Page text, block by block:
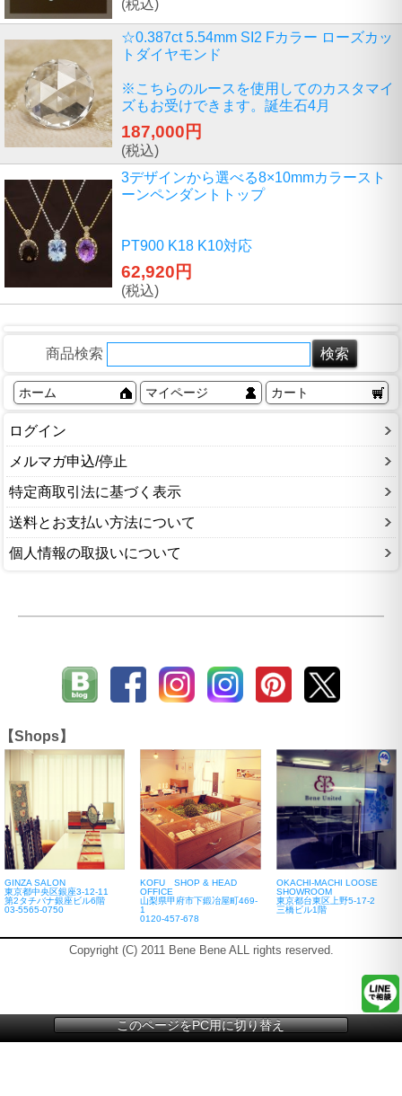
(税込)
☆0.387ct 5.54mm SI2 Fカラー ローズカッ
トダイヤモンド
※こちらのルースを使用してのカスタマイ
ズもお受けできます。誕生石4月
187,000円
(税込)
3デザインから選べる8×10mmカラースト
ーンペンダントトップ
PT900 K18 K10対応
62,920円
(税込)
商品検索
ホーム マイページ カート
ログイン
メルマガ申込/停止
特定商取引法に基づく表示
送料とお支払い方法について
個人情報の取扱いについて
【Shops】
GINZA SALON
東京都中央区銀座3-12-11
第2タチバナ銀座ビル6階
03-5565-0750
KOFU SHOP & HEAD
OFFICE
山梨県甲府市下鍛冶屋町469-
1
0120-457-678
OKACHI-MACHI LOOSE
SHOWROOM
東京都台東区上野5-17-2
三橋ビル1階
Copyright (C) 2011 Bene Bene ALL rights reserved.
このページをPC用に切り替え